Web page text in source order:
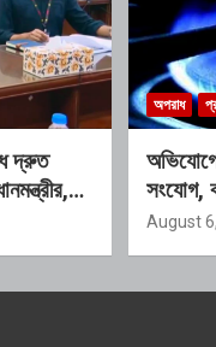
দ্রুত
অপরাধ
সংযোগ,
প্রশ্ন
August